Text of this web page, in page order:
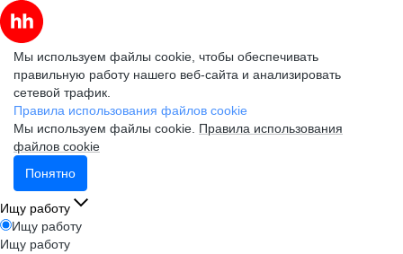
Мы используем файлы cookie, чтобы обеспечивать
правильную работу нашего веб-сайта и анализировать
сетевой трафик.
Правила использования файлов cookie
Мы используем файлы cookie. Правила использования
файлов cookie
Понятно
Ищу работу
Ищу работу
Ищу работу